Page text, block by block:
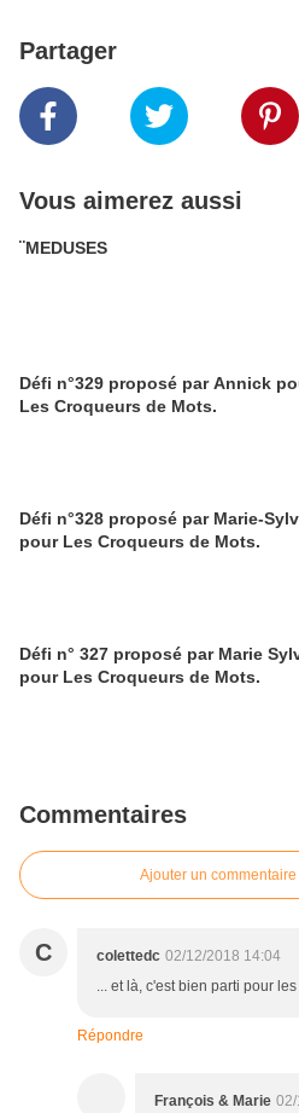
Partager
Vous aimerez aussi
¨MEDUSES
Défi n°329 proposé par Annick
Les Croqueurs de Mots.
Défi n°328 proposé par Marie-
pour Les Croqueurs de Mots.
Défi n° 327 proposé par Marie
pour Les Croqueurs de Mots.
Commentaires
Ajouter un commentaire
C colettedc 02/12/2018 14:04
... et là, c'est bien parti pour
Répondre
François & Marie